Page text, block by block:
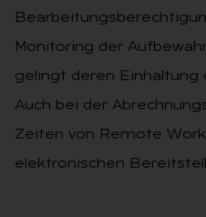
Monitoring der
gelingt deren Einhaltung
Auch bei der
Zeiten von Remote
elektronischen